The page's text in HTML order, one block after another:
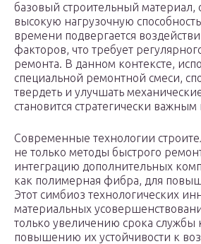
базовый строительный материал,
высокую нагрузочную
времени подвергается
факторов, что требует
ремонта. В данном контексте,
специальной ремонтной смеси,
твердеть и улучшать
становится стратегически
Современные технологии
не только методы быстрого
интеграцию дополнительных
как полимерная фибра, для
Этот симбиоз технологических
материальных
только увеличению срока службы
повышению их устойчивости к